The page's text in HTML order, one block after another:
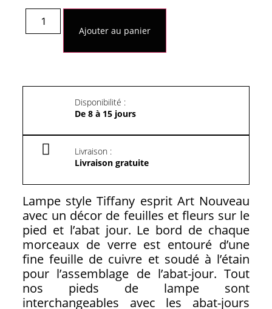
Ajouter au panier
Disponibilité :
De 8 à 15 jours
Livraison :
Livraison gratuite
Lampe style Tiffany esprit Art Nouveau
avec un décor de feuilles et fleurs sur le
pied et l’abat jour. Le bord de chaque
morceaux de verre est entouré d’une
fine feuille de cuivre et soudé à l’étain
pour l’assemblage de l’abat-jour. Tout
nos pieds de lampe sont
interchangeables avec les abat-jours